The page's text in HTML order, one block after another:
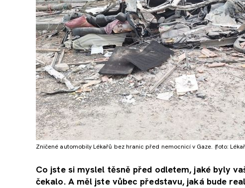
Zničené automobily Lékařů bez hranic před nemocnicí v Gaze. (foto:
Co jste si myslel těsně před odletem, jaké byly
čekalo. A měl jste vůbec představu, jaká bude